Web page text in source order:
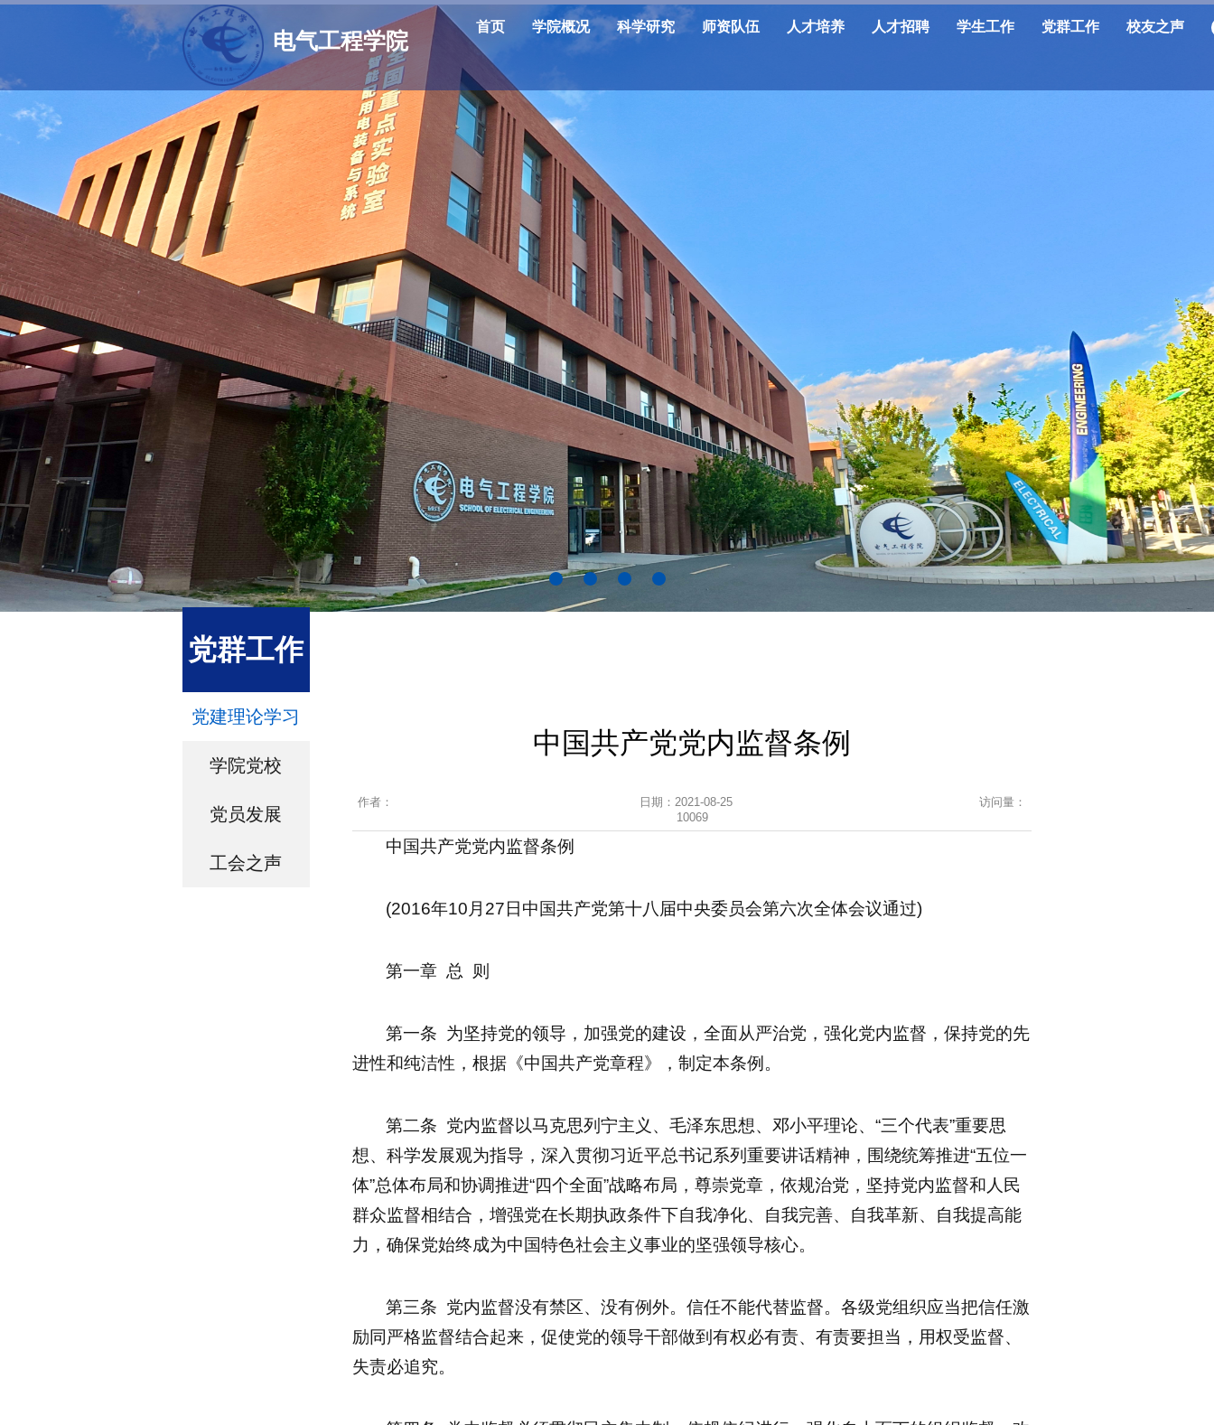
电气工程学院
首页 学院概况 科学研究 师资队伍 人才培养 人才招聘 学生工作 党群工作 校友之声
党群工作
党建理论学习
学院党校
党员发展
工会之声
中国共产党党内监督条例
作者： 日期：2021-08-25
访问量：
10069
中国共产党党内监督条例
(2016年10月27日中国共产党第十八届中央委员会第六次全体会议通过)
第一章 总 则
第一条 为坚持党的领导，加强党的建设，全面从严治党，强化党内监督，保持党的先
进性和纯洁性，根据《中国共产党章程》，制定本条例。
第二条 党内监督以马克思列宁主义、毛泽东思想、邓小平理论、“三个代表”重要思
想、科学发展观为指导，深入贯彻习近平总书记系列重要讲话精神，围绕统筹推进“五位一
体”总体布局和协调推进“四个全面”战略布局，尊崇党章，依规治党，坚持党内监督和人民
群众监督相结合，增强党在长期执政条件下自我净化、自我完善、自我革新、自我提高能
力，确保党始终成为中国特色社会主义事业的坚强领导核心。
第三条 党内监督没有禁区、没有例外。信任不能代替监督。各级党组织应当把信任激
励同严格监督结合起来，促使党的领导干部做到有权必有责、有责要担当，用权受监督、
失责必追究。